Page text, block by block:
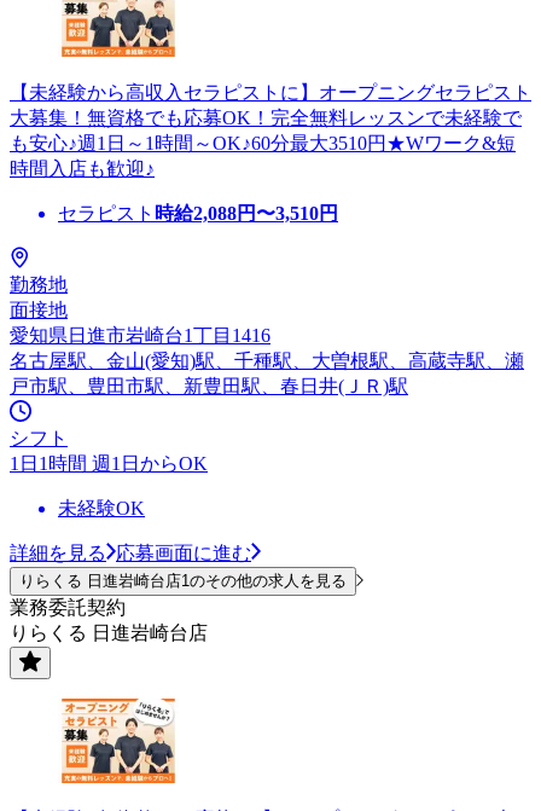
【未経験から高収入セラピストに】オープニングセラピスト
大募集！無資格でも応募OK！完全無料レッスンで未経験で
も安心♪週1日～1時間～OK♪60分最大3510円★Wワーク&短
時間入店も歓迎♪
セラピスト 時給2,088円〜3,510円
勤務地
面接地
愛知県日進市岩崎台1丁目1416
名古屋駅、金山(愛知)駅、千種駅、大曽根駅、高蔵寺駅、瀬
戸市駅、豊田市駅、新豊田駅、春日井(ＪＲ)駅
シフト
1日1時間 週1日からOK
未経験OK
詳細を見る 応募画面に進む
りらくる 日進岩崎台店1のその他の求人を見る
業務委託契約
りらくる 日進岩崎台店